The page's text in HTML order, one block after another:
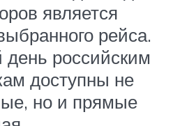
является
рейса.
российским
доступны не
но и прямые